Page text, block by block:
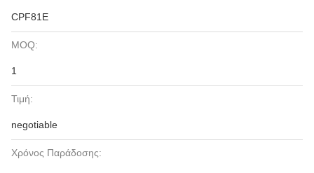
CPF81E
MOQ:
1
Τιμή:
negotiable
Χρόνος Παράδοσης: